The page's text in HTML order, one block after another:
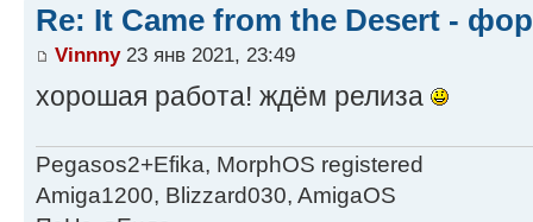
Re: It Came from the Desert -
Vinnny23 янв 2021, 23:49
хорошая работа! ждём релиза
Pegasos2+Efika, MorphOS registered
Amiga1200, Blizzard030, AmigaOS